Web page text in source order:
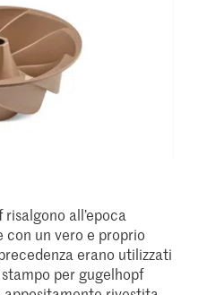
all’epoca
con un vero e proprio
erano utilizzati
per gugelhopf